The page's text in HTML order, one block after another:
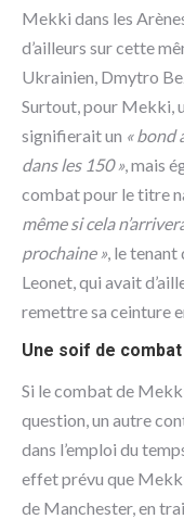
Mekki dans les
d’ailleurs sur cette
Ukrainien, Dmytro
Surtout, pour Mekki,
signifierait un « bond
dans les 150 », mais
combat pour le titre
même si cela
prochaine », le
Leonet, qui avait
remettre sa ceinture
Une soif de
Si le combat de Mekki
question, un autre
dans l’emploi du
effet prévu que Mekki
de Manchester, en